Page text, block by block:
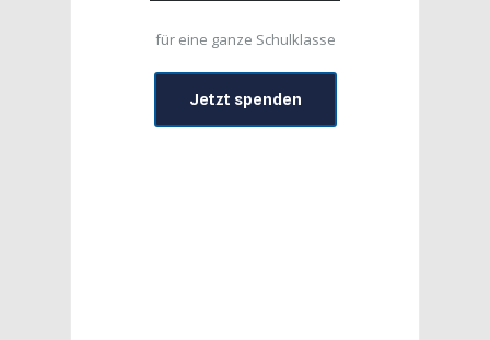
für eine ganze Schulklasse
Jetzt spenden